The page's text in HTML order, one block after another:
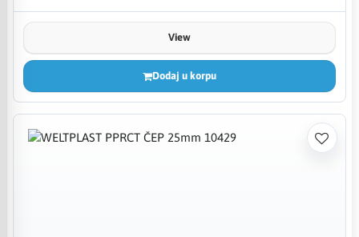
View
Dodaj u korpu